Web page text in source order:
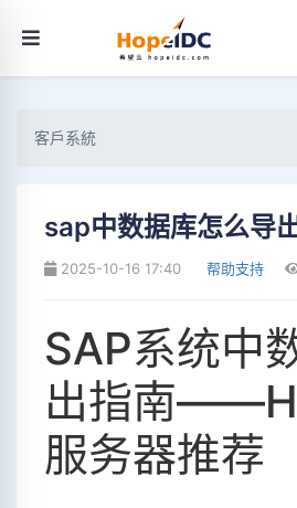
客戶系統
sap中数据库怎么导
2025-10-16 17:40 帮助支持
SAP系统中
出指南
服务器推荐